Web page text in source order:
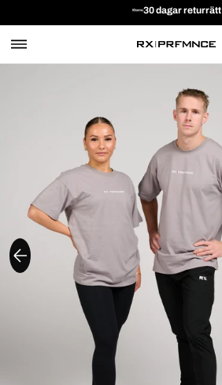
30 dagar returrätt